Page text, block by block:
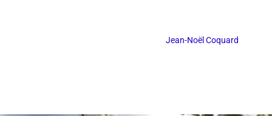
Jean-Noël Coquard